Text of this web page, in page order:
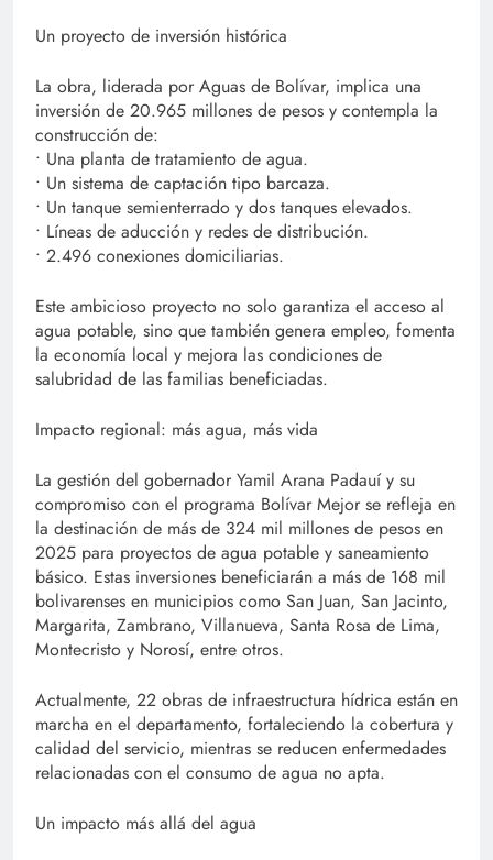
Un proyecto de inversión histórica
La obra, liderada por Aguas de Bolívar, implica una
inversión de 20.965 millones de pesos y contempla la
construcción de:
• Una planta de tratamiento de agua.
• Un sistema de captación tipo barcaza.
• Un tanque semienterrado y dos tanques elevados.
• Líneas de aducción y redes de distribución.
• 2.496 conexiones domiciliarias.
Este ambicioso proyecto no solo garantiza el acceso al
agua potable, sino que también genera empleo, fomenta
la economía local y mejora las condiciones de
salubridad de las familias beneficiadas.
Impacto regional: más agua, más vida
La gestión del gobernador Yamil Arana Padauí y su
compromiso con el programa Bolívar Mejor se refleja en
la destinación de más de 324 mil millones de pesos en
2025 para proyectos de agua potable y saneamiento
básico. Estas inversiones beneficiarán a más de 168 mil
bolivarenses en municipios como San Juan, San Jacinto,
Margarita, Zambrano, Villanueva, Santa Rosa de Lima,
Montecristo y Norosí, entre otros.
Actualmente, 22 obras de infraestructura hídrica están en
marcha en el departamento, fortaleciendo la cobertura y
calidad del servicio, mientras se reducen enfermedades
relacionadas con el consumo de agua no apta.
Un impacto más allá del agua